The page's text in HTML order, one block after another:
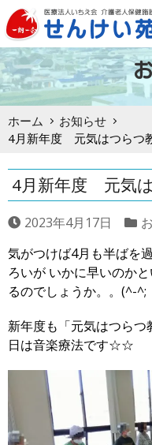
Skip
to
content
ホーム
お知らせ
4月新年度 元気はつらつ
4月新年度 元気
2023年4月17日
気がつけば4月も半ばを
ろいが いかに早いのか
るのでしょうか。。(^-^;
新年度も「元気はつら
日は音楽療法です☆☆